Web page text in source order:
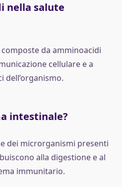
nella salute
da amminoacidi
cellulare e a
dell’organismo.
intestinale?
dei microrganismi presenti
alla digestione e al
immunitario.